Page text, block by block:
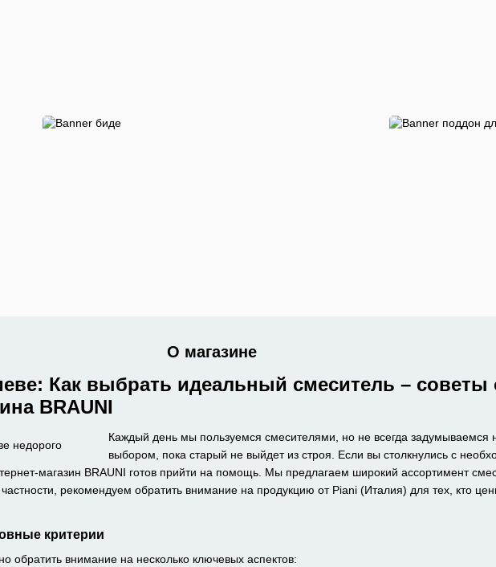
О магазине
Как выбрать идеальный смеситель – советы
BRAUNI
Каждый день мы пользуемся смесителями, но не всегда задумываемся
выбором, пока старый не выйдет из строя. Если вы столкнулись с
магазин BRAUNI готов прийти на помощь. Мы предлагаем широкий ассортимент
рекомендуем обратить внимание на продукцию от Piani (Италия) для тех, кто
критерии
обратить внимание на несколько ключевых аспектов: